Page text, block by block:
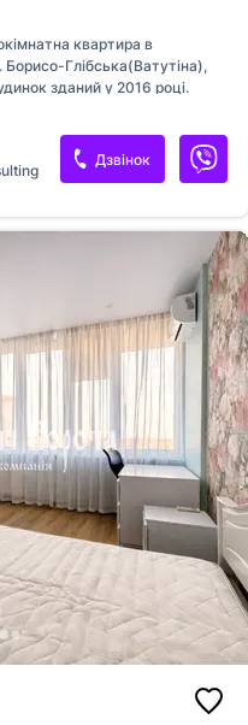
квартира в
Глібська(Ватутіна),
зданий у 2016 році.
авторський ремонт.
вітальня; - Спальня
У квартирі є все
меблями та
поверхня, холодильник,
телевізор. По всій площі
закрита, є дитячі майданчики,
Дзвінок